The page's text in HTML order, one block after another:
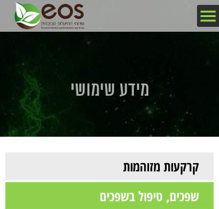
מידע שימושי
קרקעות מזוהמות
שפכים, טיפול בשפכים